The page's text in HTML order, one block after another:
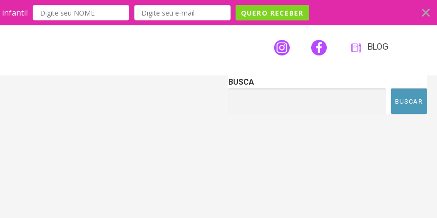
infantil
QUERO RECEBER
BLOG
BUSCA
BUSCAR